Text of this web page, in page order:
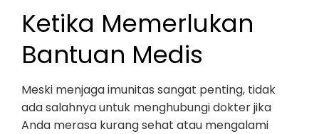
Ketika Memerlukan
Bantuan Medis
Meski menjaga imunitas sangat penting, tidak
ada salahnya untuk menghubungi dokter jika
Anda merasa kurang sehat atau mengalami